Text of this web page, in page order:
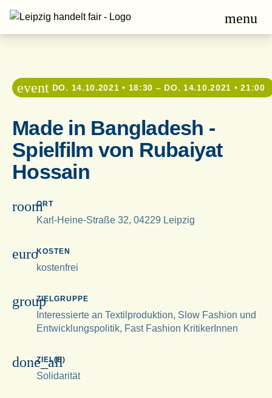
menu
event DO. 14.10.2021 • 18:30 – DO. 14.10.2021 • 21:00
Made in Bangladesh -
Spielfilm von Rubaiyat
Hossain
roomORT
Karl-Heine-Straße 32, 04229 Leipzig
euroKOSTEN
kostenfrei
groupZIELGRUPPE
Interessierte an Textilproduktion, Slow Fashion und
Entwicklungspolitik, Fast Fashion KritikerInnen
done_all
ZIEL(E)
Solidarität